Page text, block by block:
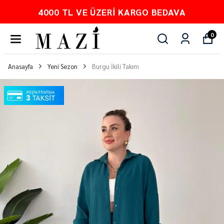
PEŞİN FİYATINA 3 TAKSİT
0
Anasayfa Yeni Sezon Burgu İkili Takım